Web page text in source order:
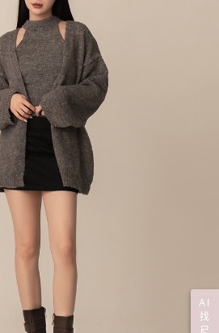
AI
找
尺